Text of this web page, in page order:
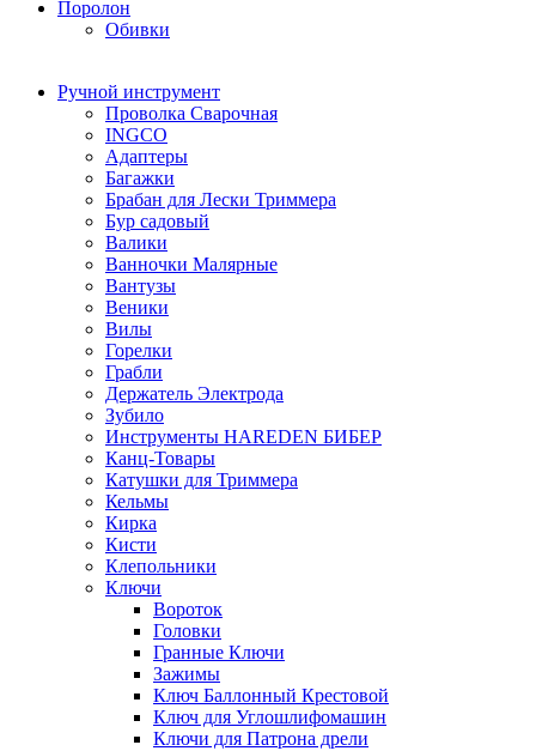
Поролон
Обивки
Ручной инструмент
Проволка Сварочная
INGCO
Адаптеры
Багажки
Брабан для Лески Триммера
Бур садовый
Валики
Ванночки Малярные
Вантузы
Веники
Вилы
Горелки
Грабли
Держатель Электрода
Зубило
Инструменты HAREDEN БИБЕР
Канц-Товары
Катушки для Триммера
Кельмы
Кирка
Кисти
Клепольники
Ключи
Вороток
Головки
Гранные Ключи
Зажимы
Ключ Баллонный Крестовой
Ключ для Углошлифомашин
Ключи для Патрона дрели